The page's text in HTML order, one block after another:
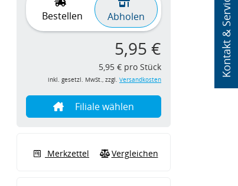
Kontakt & Service
Bestellen Abholen
5,95 €
5,95 € pro Stück
inkl. gesetzl. MwSt., zzgl. Versandkosten
Filiale wählen
Merkzettel Vergleichen